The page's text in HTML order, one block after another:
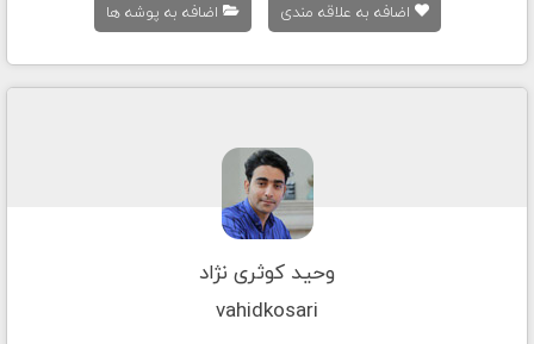
اضافه به علاقه مندی اضافه به پوشه ها
وحید کوثری نژاد
vahidkosari